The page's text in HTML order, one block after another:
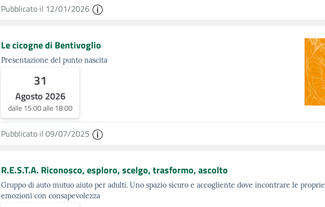
Pubblicato il 12/01/2026
Le cicogne di Bentivoglio
Presentazione del punto nascita
31
Agosto 2026
dalle 15:00 alle 18:00
Pubblicato il 09/07/2025
R.E.S.T.A. Riconosco, esploro, scelgo, trasformo, ascolto
Gruppo di auto mutuo aiuto per adulti. Uno spazio sicuro e accogliente dove incontrare le proprie
emozioni con consapevolezza